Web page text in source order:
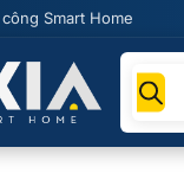
Smart Home
Tìm
kiếm
sản
phẩm